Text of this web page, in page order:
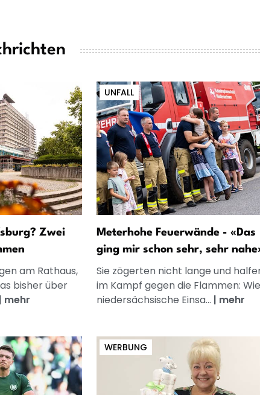
Zwei
am Rathaus,
bisher über
| mehr
UNFALL
Meterhohe Feuerwände - «Das
ging mir schon sehr, sehr
Sie zögerten nicht lange und
im Kampf gegen die Flammen: Wie
niedersächsische Einsa... | mehr
WERBUNG